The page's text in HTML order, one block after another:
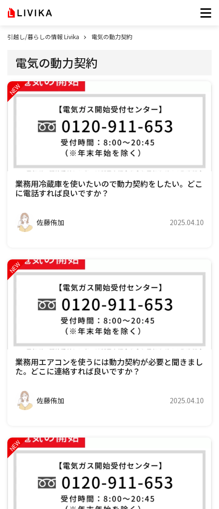
引越し/暮らしの情報 Livika 電気の動力契約
電気の動力契約
業務用冷蔵庫を使いたいので動力契約をしたい。どこ
に電話すれば良いですか？
佐藤侑加 2025.04.10
業務用エアコンを使うには動力契約が必要と聞きまし
た。どこに連絡すれば良いですか？
佐藤侑加 2025.04.10